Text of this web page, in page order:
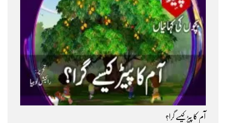
آم کا پیڑ کیسے گرا؟